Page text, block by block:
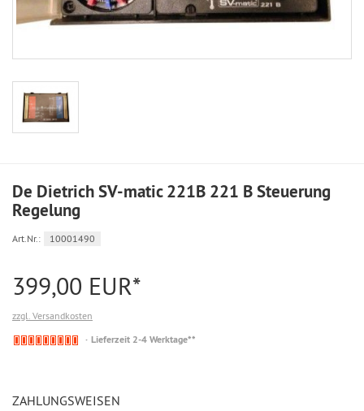
De Dietrich SV-matic 221B 221 B Steuerung
Regelung
Art.Nr.: 10001490
399,00 EUR*
zzgl. Versandkosten
Nicht
Lieferzeit 2-4 Werktage**
ZAHLUNGSWEISEN